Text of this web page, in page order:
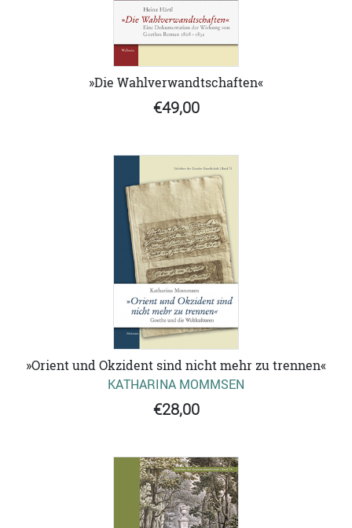
»Die Wahlverwandtschaften«
€49,00
»Orient und Okzident sind nicht mehr zu trennen«
KATHARINA MOMMSEN
€28,00